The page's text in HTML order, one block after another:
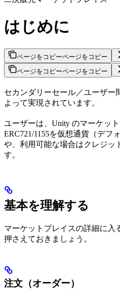
はじめに
ページをコピーページをコピー
ページをコピーページをコピー
セカンダリーセール／ユーザー
よって実現されています。
ユーザーは、Unity のマーケッ
ERC721/1155を仮想通貨（デフ
や、利用可能な場合はクレジッ
す。
基本を理解する
マーケットプレイスの詳細に入
押さえておきましょう。
注文（オーダー）